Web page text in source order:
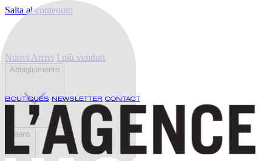
Salta al contenuto
BOUTIQUES NEWSLETTER CONTACT
Nuovi Arrivi I più venduti
Abbigliamento
Jeans